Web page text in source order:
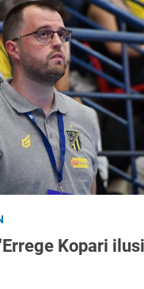
Kopari